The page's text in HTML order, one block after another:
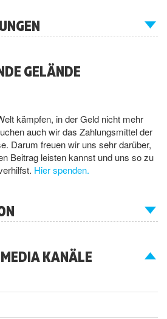
GELÄNDE
kämpfen, in der Geld nicht mehr
auch wir das Zahlungsmittel der
Darum freuen wir uns sehr darüber,
Beitrag leisten kannst und uns so zu
Hier spenden.
KANÄLE